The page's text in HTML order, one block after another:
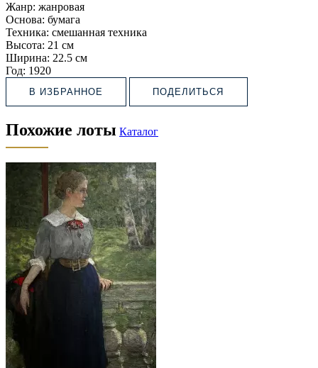
Жанр: жанровая
Основа: бумага
Техника: смешанная техника
Высота: 21 см
Ширина: 22.5 см
Год: 1920
В ИЗБРАННОЕ ПОДЕЛИТЬСЯ
Похожие лоты Каталог